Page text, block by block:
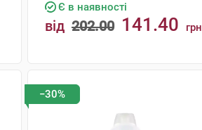
Є в наявності
від 202.00 141.40 грн
−30%